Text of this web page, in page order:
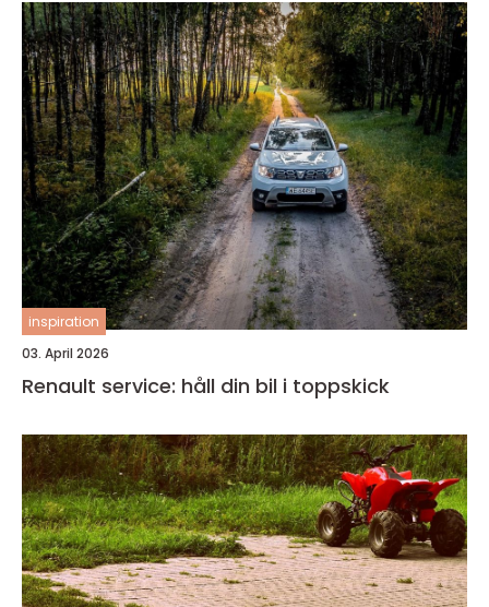
inspiration
03. April 2026
Renault service: håll din bil i toppskick